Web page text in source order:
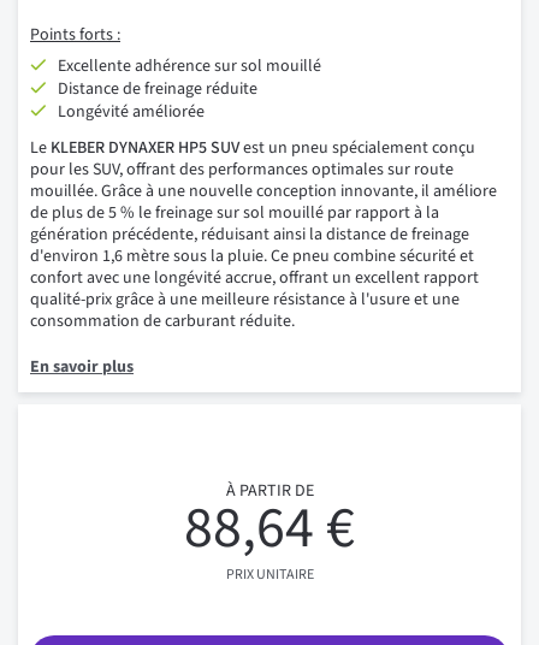
Points forts :
Excellente adhérence sur sol mouillé
Distance de freinage réduite
Longévité améliorée
Le KLEBER DYNAXER HP5 SUVest un pneu spécialement conçu
pour les SUV, offrant des performances optimales sur route
mouillée. Grâce à une nouvelle conception innovante, il améliore
de plus de 5 % le freinage sur sol mouillé par rapport à la
génération précédente, réduisant ainsi la distance de freinage
d'environ 1,6 mètre sous la pluie. Ce pneu combine sécurité et
confort avec une longévité accrue, offrant un excellent rapport
qualité-prix grâce à une meilleure résistance à l'usure et une
consommation de carburant réduite.
En savoir plus
À PARTIR DE
88,64 €
PRIX UNITAIRE